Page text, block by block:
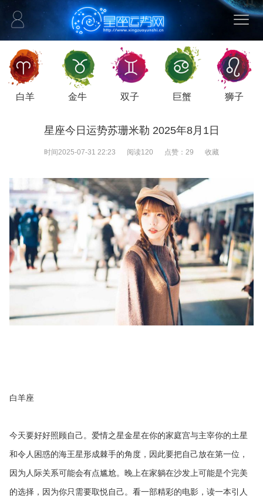
白羊 金牛 双子 巨蟹 狮子
星座今日运势苏珊米勒 2025年8月1日
时间2025-07-31 22:23 阅读120 点赞： 29 收藏
白羊座
今天要好好照顾自己。爱情之星金星在你的家庭宫与主宰你的土星
和令人困惑的海王星形成棘手的角度，因此要把自己放在第一位，
因为人际关系可能会有点尴尬。晚上在家躺在沙发上可能是个完美
的选择，因为你只需要取悦自己。看一部精彩的电影，读一本引人